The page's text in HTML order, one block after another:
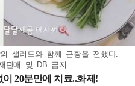
샐러드와 함께 근황을 전했다.
판매 및 DB 금지